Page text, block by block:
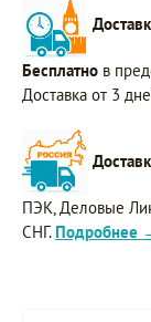
Бесплатно в
Доставка от 3
ПЭК, Деловые
СНГ. Подробнее